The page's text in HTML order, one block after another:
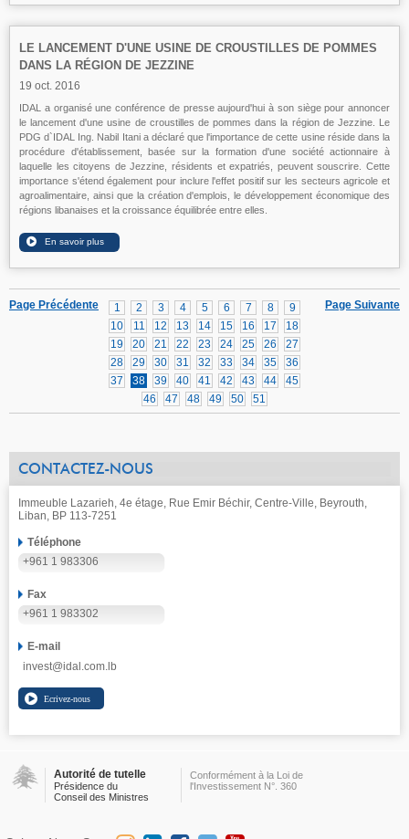
LE LANCEMENT D'UNE USINE DE CROUSTILLES DE POMMES
DANS LA RÉGION DE JEZZINE
19 oct. 2016
IDAL a organisé une conférence de presse aujourd'hui à son siège pour annoncer
le lancement d'une usine de croustilles de pommes dans la région de Jezzine. Le
PDG d`IDAL Ing. Nabil Itani a déclaré que l'importance de cette usine réside dans la
procédure d'établissement, basée sur la formation d'une société actionnaire à
laquelle les citoyens de Jezzine, résidents et expatriés, peuvent souscrire. Cette
importance s'étend également pour inclure l'effet positif sur les secteurs agricole et
agroalimentaire, ainsi que la création d'emplois, le développement économique des
régions libanaises et la croissance équilibrée entre elles.
Page Suivante
1 2 3 4 5 6 7 8
9
10
11 12 13 14 15 16 17
18
19
20 21 22 23 24 25 26
27
28
29 30 31 32 33 34 35
36
37
38 39 40 41 42 43 44
45
46
47 48 49 50 51
Page Précédente
CONTACTEZ-NOUS
Immeuble Lazarieh, 4e étage, Rue Emir Béchir, Centre-Ville, Beyrouth,
Liban, BP 113-7251
Téléphone
+961 1 983306
Fax
+961 1 983302
E-mail
invest@idal.com.lb
Autorité de tutelle
Présidence du
Conseil des Ministres
Conformément à la Loi de
l'Investissement N°. 360